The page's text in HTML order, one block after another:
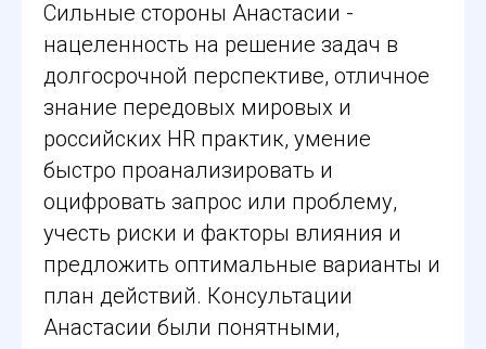
Сильные стороны Анастасии -
нацеленность на решение задач в
долгосрочной перспективе, отличное
знание передовых мировых и
российских HR практик, умение
быстро проанализировать и
оцифровать запрос или проблему,
учесть риски и факторы влияния и
предложить оптимальные варианты и
план действий. Консультации
Анастасии были понятными,